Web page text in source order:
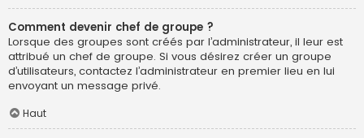
Comment devenir chef de groupe ?
Lorsque des groupes sont créés par l’administrateur, il leur est
attribué un chef de groupe. Si vous désirez créer un groupe
d’utilisateurs, contactez l’administrateur en premier lieu en lui
envoyant un message privé.
Haut